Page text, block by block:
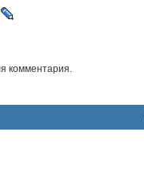
комментария.